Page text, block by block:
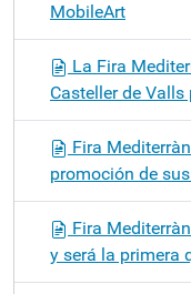
MobileArt
La Fira
Casteller de
Fira
promoción de
Fira
y será la primera